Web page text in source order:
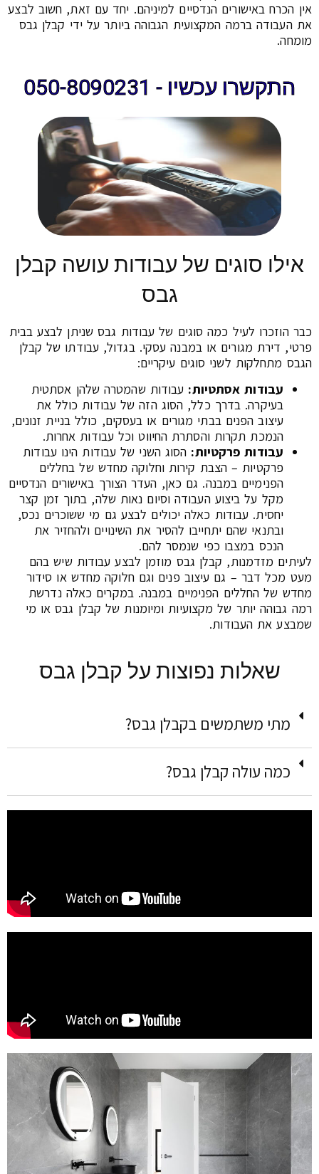
אין הכרח באישורים הנדסיים למיניהם. יחד עם זאת, חשוב לבצע
את העבודה ברמה המקצועית הגבוהה ביותר על ידי קבלן גבס
מומחה.
התקשרו עכשיו - 050-8090231
אילו סוגים של עבודות עושה קבלן
גבס
כבר הוזכרו לעיל כמה סוגים של עבודות גבס שניתן לבצע בבית
פרטי, דירת מגורים או במבנה עסקי. בגדול, עבודתו של קבלן
הגבס מתחלקות לשני סוגים עיקריים:
עבודות אסתטיות: עבודות שהמטרה שלהן אסתטית
בעיקרה. בדרך כלל, הסוג הזה של עבודות כולל את
עיצוב הפנים בבתי מגורים או בעסקים, כולל בניית זנונים,
הנמכת תקרות והסתרת החיווט וכל עבודות אחרות.
עבודות פרקטיות: הסוג השני של עבודות הינו עבודות
פרקטיות – הצבת קירות וחלוקה מחדש של בחללים
הפנימיים במבנה. גם כאן, העדר הצורך באישורים הנדסיים
מקל על ביצוע העבודה וסיום נאות שלה, בתוך זמן קצר
יחסית. עבודות כאלה יכולים לבצע גם מי ששוכרים נכס,
ובתנאי שהם יתחייבו להסיר את השינויים ולהחזיר את
הנכס במצבו כפי שנמסר להם.
לעיתים מזדמנות, קבלן גבס מוזמן לבצע עבודות שיש בהם
מעט מכל דבר – גם עיצוב פנים וגם חלוקה מחדש או סידור
מחדש של החללים הפנימיים במבנה. במקרים כאלה נדרשת
רמה גבוהה יותר של מקצועיות ומיומנות של קבלן גבס או מי
שמבצע את העבודות.
שאלות נפוצות על קבלן גבס
מתי משתמשים בקבלן גבס?
כמה עולה קבלן גבס?